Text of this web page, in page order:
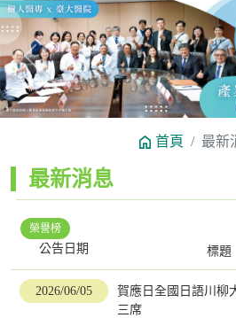
Previous
首頁 最新
最新消息
榮譽榜
公告日期 標題
2026/06/05
賀應日全國日語川柳
三席